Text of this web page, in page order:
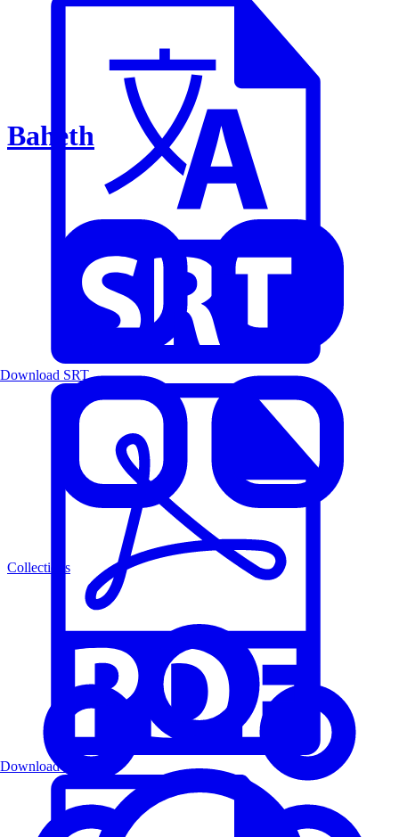
Baheth
Collections
Download SRT
Download PDF